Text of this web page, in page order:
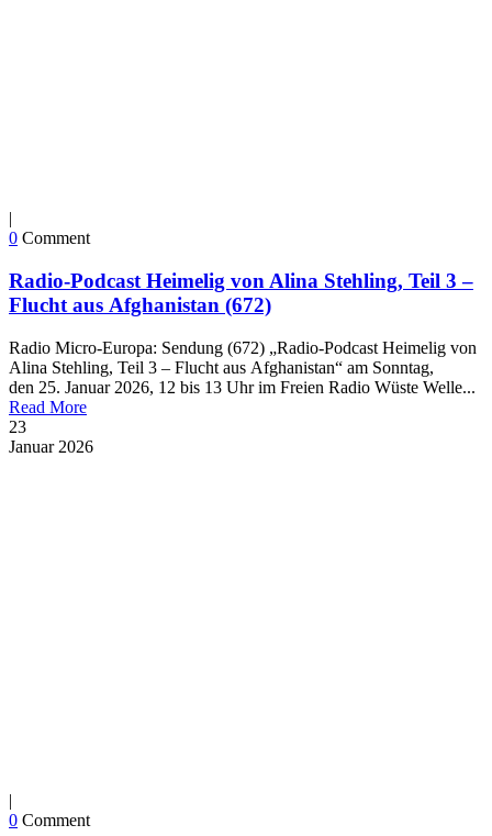
|
0 Comment
Radio-Podcast Heimelig von Alina Stehling, Teil 3 –
Flucht aus Afghanistan (672)
Radio Micro-Europa: Sendung (672) „Radio-Podcast Heimelig von
Alina Stehling, Teil 3 – Flucht aus Afghanistan“ am Sonntag,
den 25. Januar 2026, 12 bis 13 Uhr im Freien Radio Wüste Welle...
Read More
23
Januar 2026
|
0 Comment